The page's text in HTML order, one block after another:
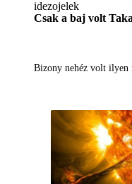
Csak a baj volt
Bizony nehéz volt ilyen